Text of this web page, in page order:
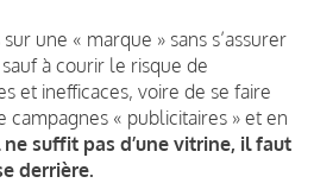
une « marque » sans s’assurer
à courir le risque de
et inefficaces, voire de se faire
« publicitaires » et en
ne suffit pas d’une vitrine, il faut
derrière.